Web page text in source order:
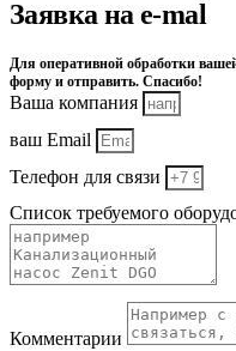
Заявка на e-mal
Для оперативной обработки
форму и отправить. Спасибо!
Ваша компания
ваш Email
Телефон для связи
Список требуемого
Комментарии